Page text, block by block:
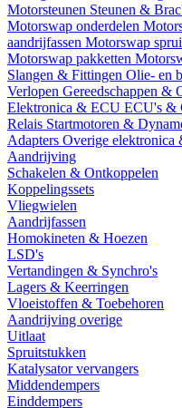
Motorsteunen Steunen &
Motorswap onderdelen
aandrijfassen Motorswap
Motorswap pakketten
Slangen & Fittingen Olie- en
Verlopen Gereedschappen &
Elektronica & ECU ECU's &
Relais Startmotoren &
Adapters Overige elektronica
Aandrijving
Schakelen & Ontkoppelen
Koppelingssets
Vliegwielen
Aandrijfassen
Homokineten & Hoezen
LSD's
Vertandingen & Synchro's
Lagers & Keerringen
Vloeistoffen & Toebehoren
Aandrijving overige
Uitlaat
Spruitstukken
Katalysator vervangers
Middendempers
Einddempers